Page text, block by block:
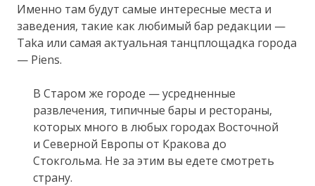
Именно там будут самые интересные места и
заведения, такие как любимый бар редакции —
Taka или самая актуальная танцплощадка города
— Piens.
В Старом же городе — усредненные
развлечения, типичные бары и рестораны,
которых много в любых городах Восточной
и Северной Европы от Кракова до
Стокгольма. Не за этим вы едете смотреть
страну.